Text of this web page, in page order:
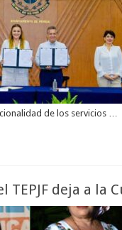
de los servicios …
TEPJF deja a la